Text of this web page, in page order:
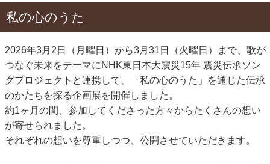
私の心のうた
2026年3月2日（月曜日）から3月31日（火曜日）まで、歌が
つなぐ未来をテーマにNHK東日本大震災15年 震災伝承ソン
グプロジェクトと連携して、「私の心のうた」を通じた伝承
のかたちを探る企画展を開催しました。
約1ヶ月の間、参加してくださった方々からたくさんの想い
が寄せられました。
それぞれの想いを尊重しつつ、公開させていただきます。